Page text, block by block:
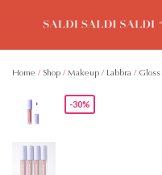
Home / Shop / Makeup / Labbra / Gloss
-30%